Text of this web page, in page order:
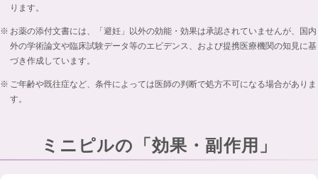
ります。
お薬の添付文書には、「避妊」以外の効能・効果は承認されていませんが、国内
外の学術論文や臨床試験データ等のエビデンス、および提携医療機関の知見に基
づき作成しています。
ご年齢や既往症など、条件によっては医師の判断で処方不可になる場合がありま
す。
ミニピルの「効果・副作用」